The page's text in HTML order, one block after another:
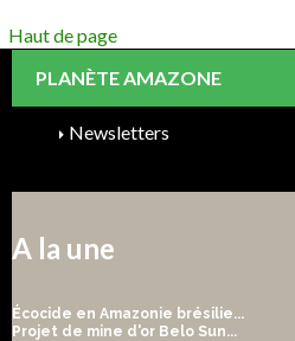
Haut de page
PLANÈTE AMAZONE
Newsletters
A la une
Écocide en Amazonie brésilie...
Projet de mine d'or Belo Sun...